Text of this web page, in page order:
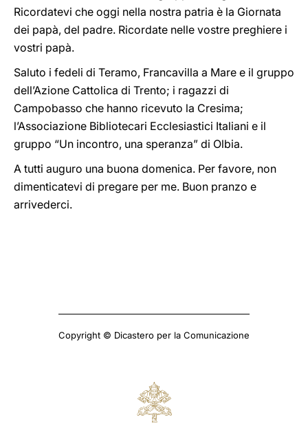
Ricordatevi che oggi nella nostra patria è la Giornata
dei papà, del padre. Ricordate nelle vostre preghiere i
vostri papà.
Saluto i fedeli di Teramo, Francavilla a Mare e il gruppo
dell’Azione Cattolica di Trento; i ragazzi di
Campobasso che hanno ricevuto la Cresima;
l’Associazione Bibliotecari Ecclesiastici Italiani e il
gruppo “Un incontro, una speranza” di Olbia.
A tutti auguro una buona domenica. Per favore, non
dimenticatevi di pregare per me. Buon pranzo e
arrivederci.
Copyright © Dicastero per la Comunicazione